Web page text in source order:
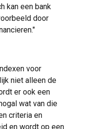
kan een bank
door
voor
niet alleen de
er ook een
wat van die
criteria en
en wordt op een